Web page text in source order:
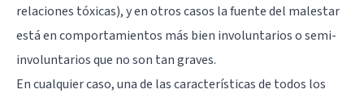
relaciones tóxicas), y en otros casos la fuente del malestar
está en comportamientos más bien involuntarios o semi-
involuntarios que no son tan graves.
En cualquier caso, una de las características de todos los